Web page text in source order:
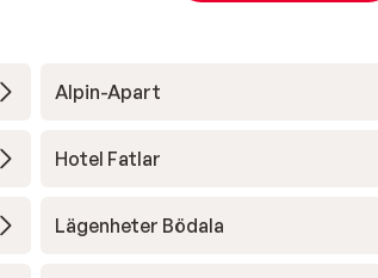
Alpin-Apart
Hotel Fatlar
Lägenheter Bödala